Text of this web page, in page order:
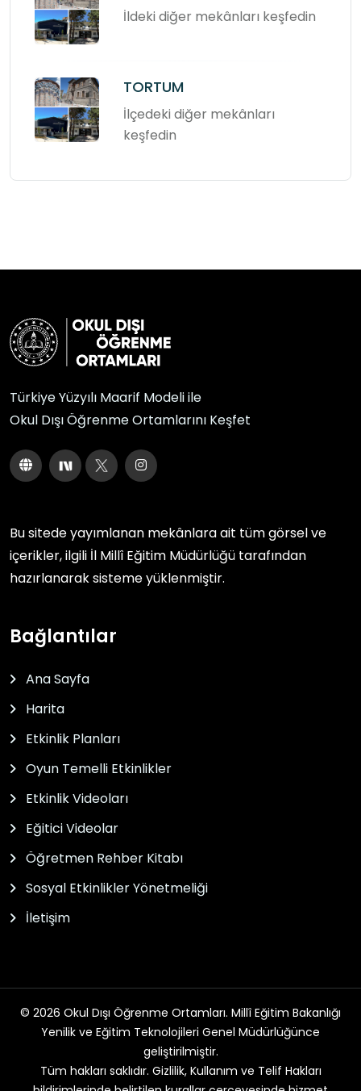
İldeki diğer mekânları keşfedin
TORTUM
İlçedeki diğer mekânları
keşfedin
Türkiye Yüzyılı Maarif Modeli ile
Okul Dışı Öğrenme Ortamlarını Keşfet
Bu sitede yayımlanan mekânlara ait tüm görsel ve
içerikler, ilgili İl Millî Eğitim Müdürlüğü tarafından
hazırlanarak sisteme yüklenmiştir.
Bağlantılar
Ana Sayfa
Harita
Etkinlik Planları
Oyun Temelli Etkinlikler
Etkinlik Videoları
Eğitici Videolar
Öğretmen Rehber Kitabı
Sosyal Etkinlikler Yönetmeliği
İletişim
© 2026 Okul Dışı Öğrenme Ortamları. Millî Eğitim Bakanlığı
Yenilik ve Eğitim Teknolojileri Genel Müdürlüğünce
geliştirilmiştir.
Tüm hakları saklıdır. Gizlilik, Kullanım ve Telif Hakları